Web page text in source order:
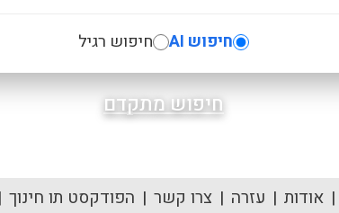
חיפוש AI חיפוש רגיל
חיפוש מתקדם
אודות עזרה צרו קשר הפודקסט תו חינוך